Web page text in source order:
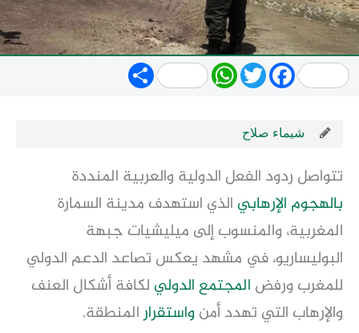
Share WhatsApp
TwitterFacebook
شيماء صلاح
تتواصل ردود الفعل الدولية والعربية المنددة
بالهجوم الإرهابي الذي استهدف مدينة السمارة
المغربية، والمنسوب إلى ميليشيات جبهة
البوليساريو، في مشهد يعكس تصاعد الدعم الدولي
للمغرب ورفض المجتمع الدولي لكافة أشكال العنف
والإرهاب التي تهدد أمنواستقرارالمنطقة.